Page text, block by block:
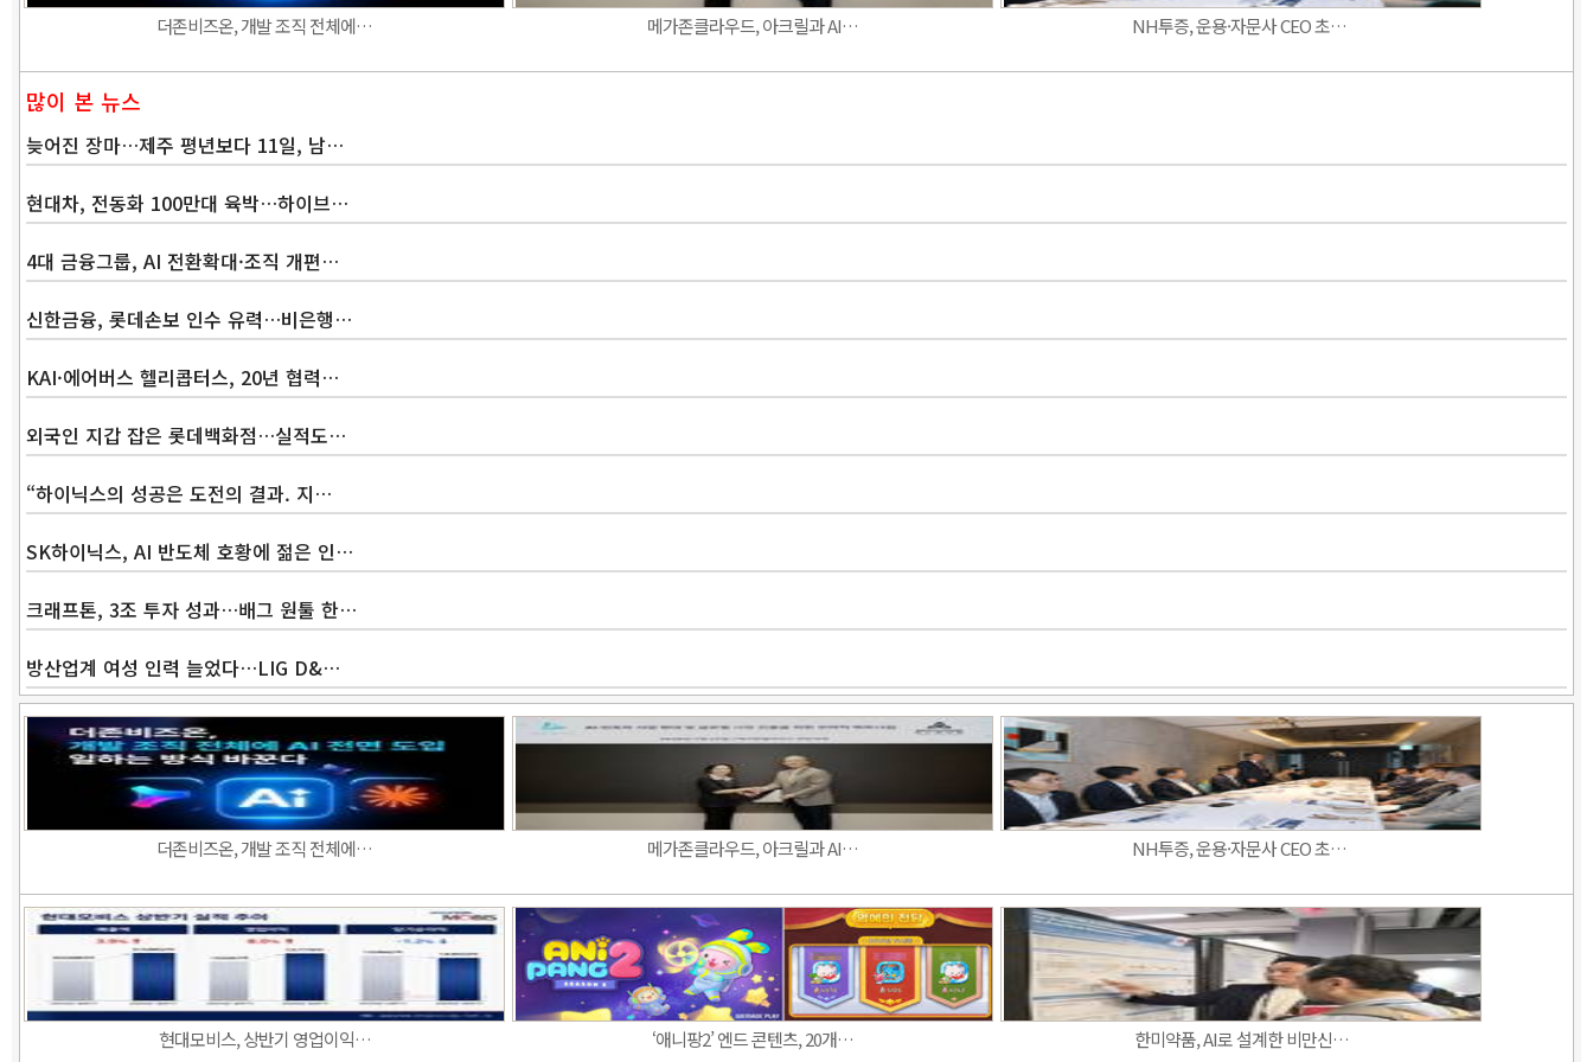
더존비즈온, 개발 조직 전체에… 메가존클라우드, 아크릴과 AI… NH투증, 운용·자문사 CEO 초…
많이 본 뉴스
늦어진 장마…제주 평년보다 11일, 남…
현대차, 전동화 100만대 육박…하이브…
4대 금융그룹, AI 전환확대·조직 개편…
신한금융, 롯데손보 인수 유력…비은행…
KAI·에어버스 헬리콥터스, 20년 협력…
외국인 지갑 잡은 롯데백화점…실적도…
“하이닉스의 성공은 도전의 결과. 지…
SK하이닉스, AI 반도체 호황에 젊은 인…
크래프톤, 3조 투자 성과…배그 원툴 한…
방산업계 여성 인력 늘었다…LIG D&…
더존비즈온, 개발 조직 전체에… 메가존클라우드, 아크릴과 AI… NH투증, 운용·자문사 CEO 초…
현대모비스, 상반기 영업이익… ‘애니팡2’ 엔드 콘텐츠, 20개… 한미약품, AI로 설계한 비만신…